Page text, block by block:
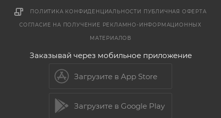
ПОЛИТИКА КОНФИДЕНЦИАЛЬНОСТИ ПУБЛИЧНАЯ ОФЕРТА
СОГЛАСИЕ НА ПОЛУЧЕНИЕ РЕКЛАМНО-ИНФОРМАЦИОННЫХ
МАТЕРИАЛОВ
Заказывай через мобильное приложение
Загрузите в App Store
Загрузите в Google Play